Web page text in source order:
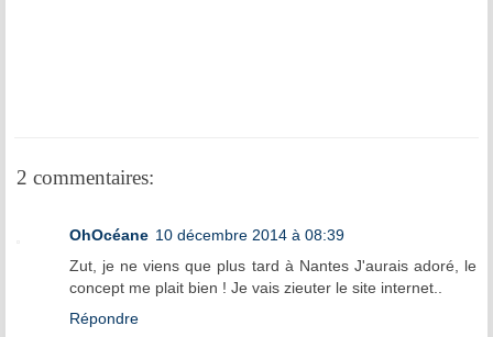
2 commentaires:
OhOcéane 10 décembre 2014 à 08:39
Zut, je ne viens que plus tard à Nantes J'aurais adoré, le
concept me plait bien ! Je vais zieuter le site internet..
Répondre